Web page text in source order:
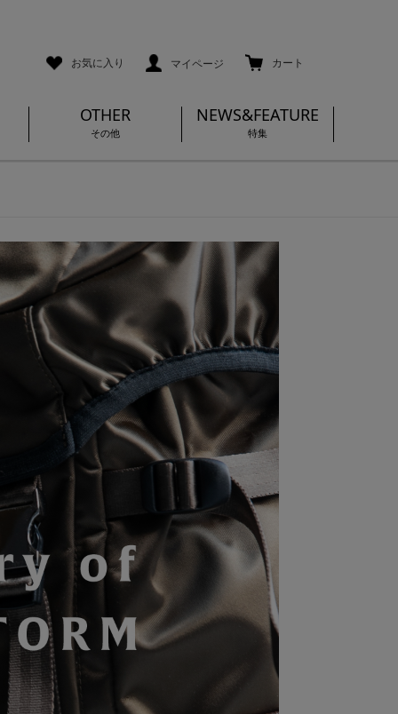
お気に入り マイページ カート
OTHER
その他
NEWS&FEATURE
特集